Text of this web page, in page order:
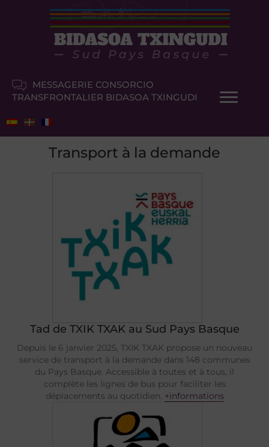
MESSAGERIE CONSORCIO
TRANSFRONTALIER BIDASOA TXINGUDI
Transport à la demande
Tad de TXIK TXAK au Sud Pays Basque
Depuis le 6 janvier 2025, TXIK TXAK propose un nouveau
service de transport à la demande dans 148 communes
du Pays Basque. Accessible à toutes et à tous, il
complète les lignes de bus pour faciliter les
déplacements au quotidien. +informations